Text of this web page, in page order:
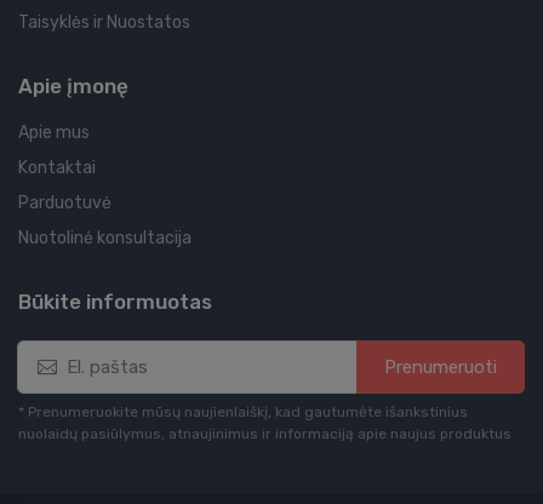
Taisyklės ir Nuostatos
Apie įmonę
Apie mus
Kontaktai
Parduotuvė
Nuotolinė konsultacija
Būkite informuotas
Prenumeruoti
* Prenumeruokite mūsų naujienlaiškį, kad gautumėte išankstinius
nuolaidų pasiūlymus, atnaujinimus ir informaciją apie naujus produktus